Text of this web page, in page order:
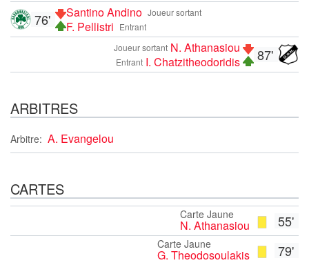
Joueur sortant
Santino Andino
Entrant
F. Pellistri
76'
87'
Joueur sortant N. Athanasiou
Entrant I. Chatzitheodoridis
ARBITRES
Arbitre: A. Evangelou
CARTES
55'
Carte Jaune
N. Athanasiou
79'
Carte Jaune
G. Theodosoulakis